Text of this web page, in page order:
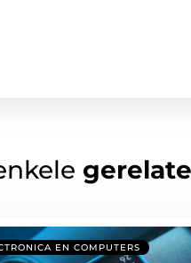
EN COMPUTERS